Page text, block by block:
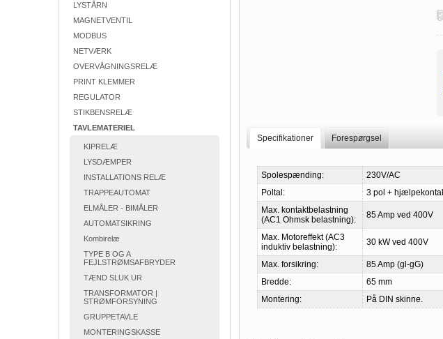
LYSTÅRN
MAGNETVENTIL
MODBUS
NETVÆRK
OVERVÅGNINGSRELÆ
PRINT KLEMMER
REGULATOR
STIKBENSRELÆ
TAVLEMATERIEL
KIPRELÆ
LYSDÆMPER
INSTALLATIONS RELÆ
TRAPPEAUTOMAT
ELMÅLER - BIMÅLER
AUTOMATSIKRING
Kombirelæ
TYPE B OG A
FEJLSTRØMSAFBRYDER
TÆND SLUK UR
TRANSFORMATOR |
STRØMFORSYNING
GRUPPETAVLE
MONTERINGSKASSE
Specifikationer Forespørgsel
Spolespænding:
230V/AC
Poltal:
3 pol +
Max. kontaktbelastning
(AC1 Ohmsk belastning):
85 Amp ved 400V
Max. Motoreffekt (AC3
induktiv belastning):
30 kW ved 400V
Max. forsikring:
85 Amp (gl-gG)
Bredde:
65 mm
Montering:
På DIN skinne.